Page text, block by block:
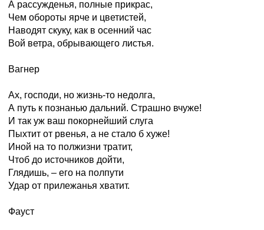
А рассужденья, полные прикрас,
Чем обороты ярче и цветистей,
Наводят скуку, как в осенний час
Вой ветра, обрывающего листья.
Вагнер
Ах, господи, но жизнь-то недолга,
А путь к познанью дальний. Страшно вчуже!
И так уж ваш покорнейший слуга
Пыхтит от рвенья, а не стало б хуже!
Иной на то полжизни тратит,
Чтоб до источников дойти,
Глядишь, – его на полпути
Удар от прилежанья хватит.
Фауст